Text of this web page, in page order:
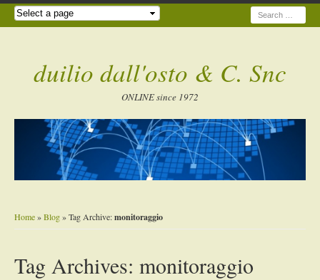
Search
duilio dall'osto & C. Snc
ONLINE since 1972
Home»Blog» Tag Archive:monitoraggio
Tag Archives: monitoraggio